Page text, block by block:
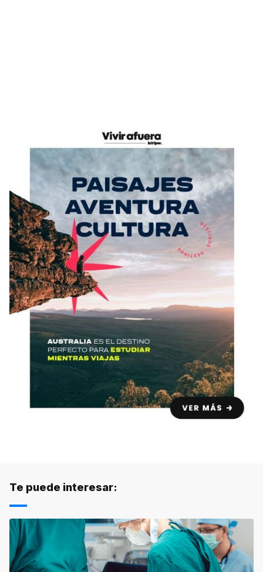
Te puede interesar: